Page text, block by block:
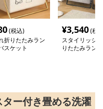
(税込)
折りたたみラン
スケット
¥3,540(税
スタイリッシ
りたたみラン
ー付き畳める洗濯